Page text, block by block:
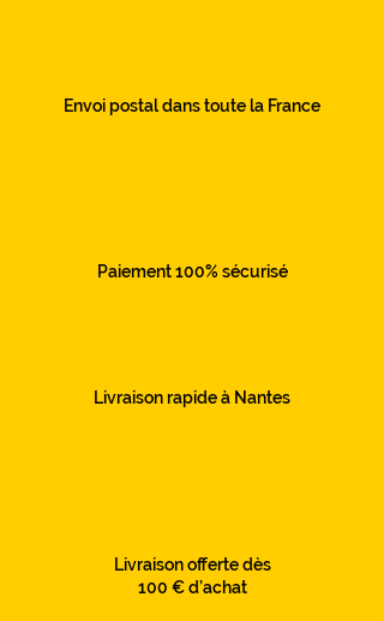
Envoi postal dans toute la France
Paiement 100% sécurisé
Livraison rapide à Nantes
Livraison offerte dès
100 € d’achat